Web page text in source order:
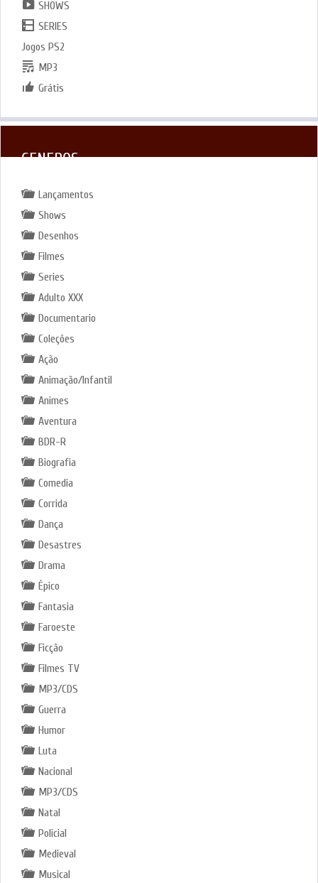
SHOWS
SERIES
Jogos PS2
MP3
Grátis
GENEROS
Lançamentos
Shows
Desenhos
Filmes
Series
Adulto XXX
Documentario
Coleções
Ação
Animação/Infantil
Animes
Aventura
BDR-R
Biografia
Comedia
Corrida
Dança
Desastres
Drama
Épico
Fantasia
Faroeste
Ficção
Filmes TV
MP3/CDS
Guerra
Humor
Luta
Nacional
MP3/CDS
Natal
Policial
Medieval
Musical